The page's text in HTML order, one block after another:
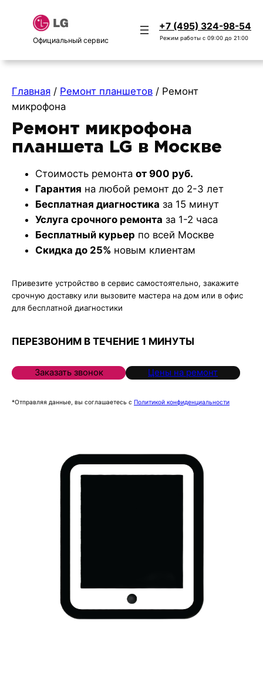
Официальный сервис
+7 (495) 324-98-54
Режим работы с 09:00 до 21:00
Главная / Ремонт планшетов / Ремонт
микрофона
Ремонт микрофона
планшета LG в Москве
Стоимость ремонта от 900 руб.
Гарантия на любой ремонт до 2-3 лет
Бесплатная диагностика за 15 минут
Услуга срочного ремонта за 1-2 часа
Бесплатный курьер по всей Москве
Скидка до 25% новым клиентам
Привезите устройство в сервис самостоятельно, закажите
срочную доставку или вызовите мастера на дом или в офис
для бесплатной диагностики
ПЕРЕЗВОНИМ В ТЕЧЕНИЕ 1 МИНУТЫ
Заказать звонок Цены на ремонт
*Отправляя данные, вы соглашаетесь с Политикой конфиденциальности